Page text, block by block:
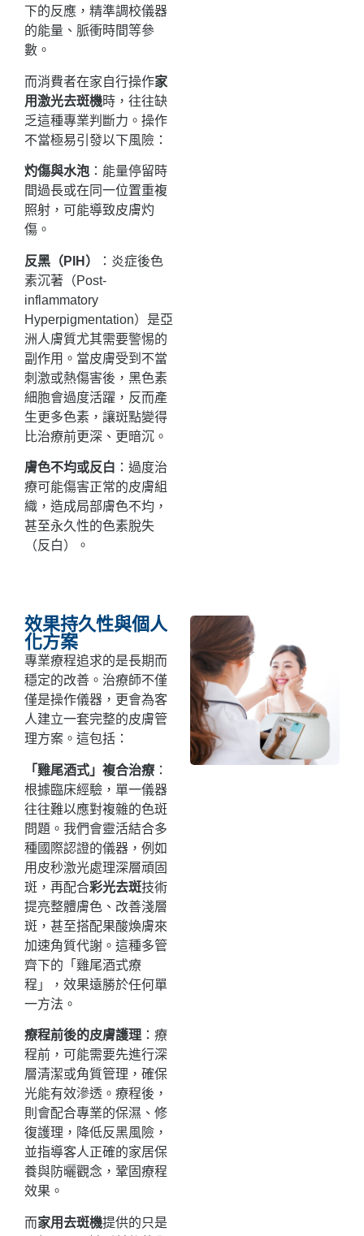
下的反應，精準調校儀器
的能量、脈衝時間等參
數。
而消費者在家自行操作家
用激光去斑機時，往往缺
乏這種專業判斷力。操作
不當極易引發以下風險：
灼傷與水泡 ：能量停留時
間過長或在同一位置重複
照射，可能導致皮膚灼
傷。
反黑（ PIH ）
：炎症後色
素沉著（Post-
inflammatory
Hyperpigmentation）是亞
洲人膚質尤其需要警惕的
副作用。當皮膚受到不當
刺激或熱傷害後，黑色素
細胞會過度活躍，反而產
生更多色素，讓斑點變得
比治療前更深、更暗沉。
膚色不均或反白 ：過度治
療可能傷害正常的皮膚組
織，造成局部膚色不均，
甚至永久性的色素脫失
（反白）。
效果持久性與個人
化方案
專業療程追求的是長期而
穩定的改善。治療師不僅
僅是操作儀器，更會為客
人建立一套完整的皮膚管
理方案。這包括：
「雞尾酒式」複合治療 ：
根據臨床經驗，單一儀器
往往難以應對複雜的色斑
問題。我們會靈活結合多
種國際認證的儀器，例如
用皮秒激光處理深層頑固
斑，再配合彩光去斑技術
提亮整體膚色、改善淺層
斑，甚至搭配果酸煥膚來
加速角質代謝。這種多管
齊下的「雞尾酒式療
程」，效果遠勝於任何單
一方法。
療程前後的皮膚護理 ：療
程前，可能需要先進行深
層清潔或角質管理，確保
光能有效滲透。療程後，
則會配合專業的保濕、修
復護理，降低反黑風險，
並指導客人正確的家居保
養與防曬觀念，鞏固療程
效果。
而家用去斑機提供的只是